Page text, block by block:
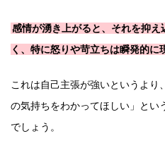
感情が湧き上がると、それを抑
く、特に怒りや苛立ちは瞬発的に
これは自己主張が強いというより
の気持ちをわかってほしい」とい
でしょう。